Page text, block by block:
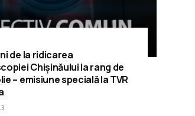
de la ridicarea
Chișinăului la rang de
– emisiune specială la TVR